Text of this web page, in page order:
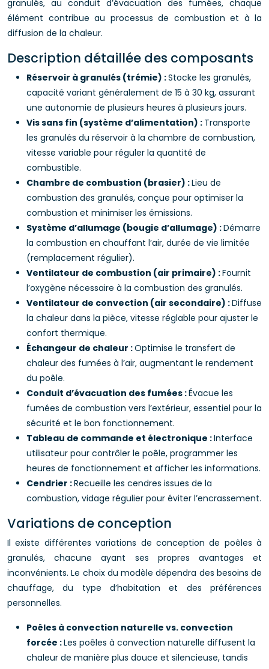
granulés, au conduit d’évacuation des fumées, chaque
élément contribue au processus de combustion et à la
diffusion de la chaleur.
Description détaillée des composants
Réservoir à granulés (trémie) :Stocke les granulés,
capacité variant généralement de 15 à 30 kg, assurant
une autonomie de plusieurs heures à plusieurs jours.
Vis sans fin (système d’alimentation) : Transporte
les granulés du réservoir à la chambre de combustion,
vitesse variable pour réguler la quantité de
combustible.
Chambre de combustion (brasier) :Lieu de
combustion des granulés, conçue pour optimiser la
combustion et minimiser les émissions.
Système d’allumage (bougie d’allumage) :Démarre
la combustion en chauffant l’air, durée de vie limitée
(remplacement régulier).
Ventilateur de combustion (air primaire) :Fournit
l’oxygène nécessaire à la combustion des granulés.
Ventilateur de convection (air secondaire) :Diffuse
la chaleur dans la pièce, vitesse réglable pour ajuster le
confort thermique.
Échangeur de chaleur :Optimise le transfert de
chaleur des fumées à l’air, augmentant le rendement
du poêle.
Conduit d’évacuation des fumées :Évacue les
fumées de combustion vers l’extérieur, essentiel pour la
sécurité et le bon fonctionnement.
Tableau de commande et électronique :Interface
utilisateur pour contrôler le poêle, programmer les
heures de fonctionnement et afficher les informations.
Cendrier :Recueille les cendres issues de la
combustion, vidage régulier pour éviter l’encrassement.
Variations de conception
Il existe différentes variations de conception de poêles à
granulés, chacune ayant ses propres avantages et
inconvénients. Le choix du modèle dépendra des besoins de
chauffage, du type d’habitation et des préférences
personnelles.
Poêles à convection naturelle vs. convection
forcée :Les poêles à convection naturelle diffusent la
chaleur de manière plus douce et silencieuse, tandis